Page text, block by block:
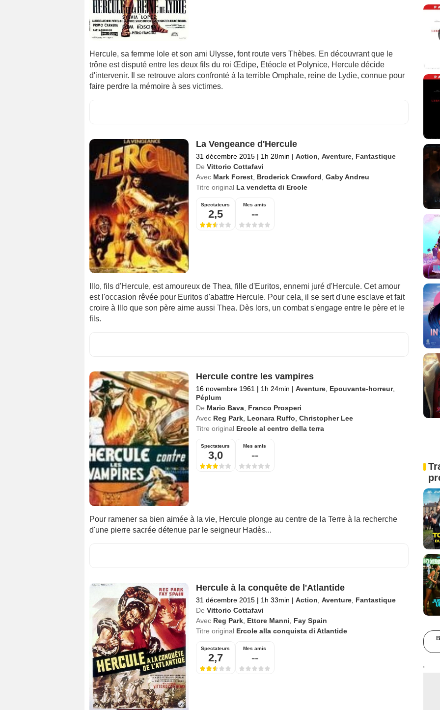
Hercule, sa femme Iole et son ami Ulysse, font route vers Thèbes. En découvrant que le
trône est disputé entre les deux fils du roi Œdipe, Etéocle et Polynice, Hercule décide
d'intervenir. Il se retrouve alors confronté à la terrible Omphale, reine de Lydie, connue pour
faire perdre la mémoire à ses victimes.
La Vengeance d'Hercule
31 décembre 2015 | 1h 28min | Action, Aventure, Fantastique
De Vittorio Cottafavi
Avec Mark Forest, Broderick Crawford, Gaby Andreu
Titre original La vendetta di Ercole
Spectateurs
2,5
Mes amis
--
Illo, fils d'Hercule, est amoureux de Thea, fille d'Euritos, ennemi juré d'Hercule. Cet amour
est l'occasion rêvée pour Euritos d'abattre Hercule. Pour cela, il se sert d'une esclave et fait
croire à Illo que son père aime aussi Thea. Dès lors, un combat s'engage entre le père et le
fils.
Hercule contre les vampires
16 novembre 1961 | 1h 24min | Aventure, Epouvante-horreur,
Péplum
De Mario Bava, Franco Prosperi
Avec Reg Park, Leonara Ruffo, Christopher Lee
Titre original Ercole al centro della terra
Spectateurs
3,0
Mes amis
--
Pour ramener sa bien aimée à la vie, Hercule plonge au centre de la Terre à la recherche
d'une pierre sacrée détenue par le seigneur Hadès...
Hercule à la conquête de l'Atlantide
31 décembre 2015 | 1h 33min | Action Aventure, Fantastique
De Vittorio Cottafavi
Avec Reg Park, Ettore Manni
Fay Spain
Titre original Ercole alla conquista di Atlantide
Spectateurs
2,7
Mes amis
--
'